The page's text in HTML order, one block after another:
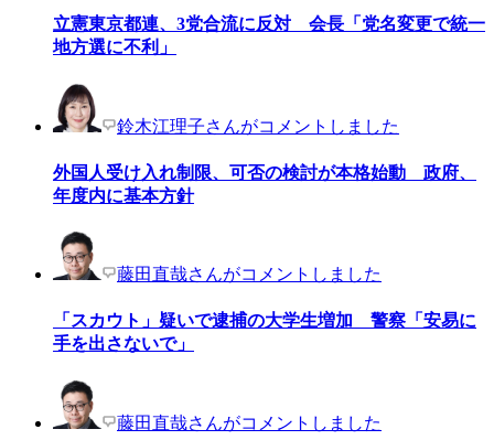
立憲東京都連、3党合流に反対 会長「党名変更で統一
地方選に不利」
鈴木江理子さんがコメントしました
外国人受け入れ制限、可否の検討が本格始動 政府、
年度内に基本方針
藤田直哉さんがコメントしました
「スカウト」疑いで逮捕の大学生増加 警察「安易に
手を出さないで」
藤田直哉さんがコメントしました